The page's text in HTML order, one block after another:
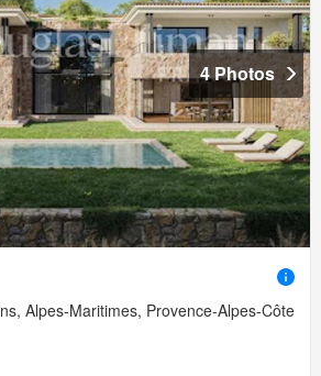
4 Photos
Alpes-Maritimes, Provence-Alpes-Côte